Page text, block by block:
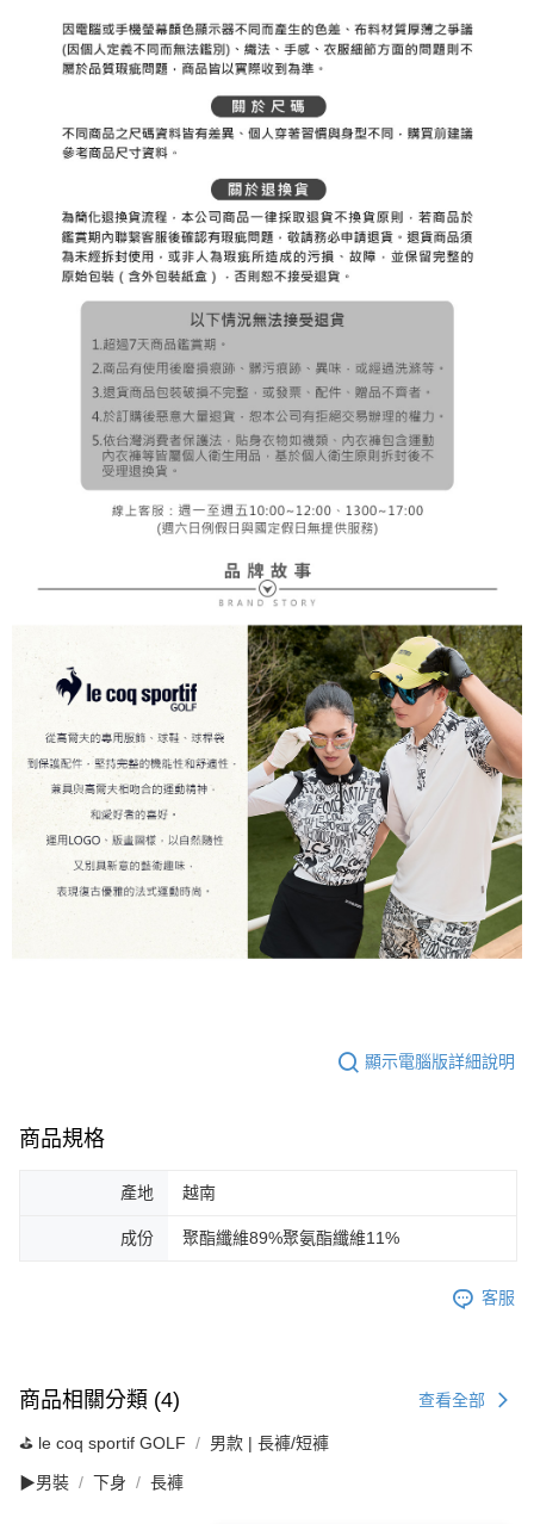
顯示電腦版詳細說明
商品規格
產地 越南
成份 聚酯纖維89%聚氨酯纖維11%
客服
商品相關分類 (4) 查看全部
⛳️ le coq sportif GOLF 男款 | 長褲/短褲
▶男裝 下身 長褲